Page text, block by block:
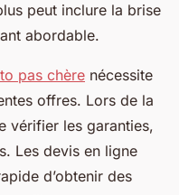
peut inclure la brise
abordable.
pas chère nécessite
offres. Lors de la
vérifier les garanties,
Les devis en ligne
d’obtenir des